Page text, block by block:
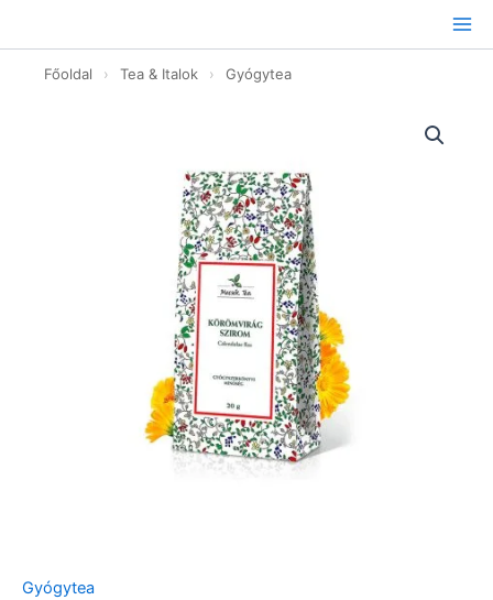
tartalomhoz
Főoldal › Tea & Italok › Gyógytea
Gyógytea